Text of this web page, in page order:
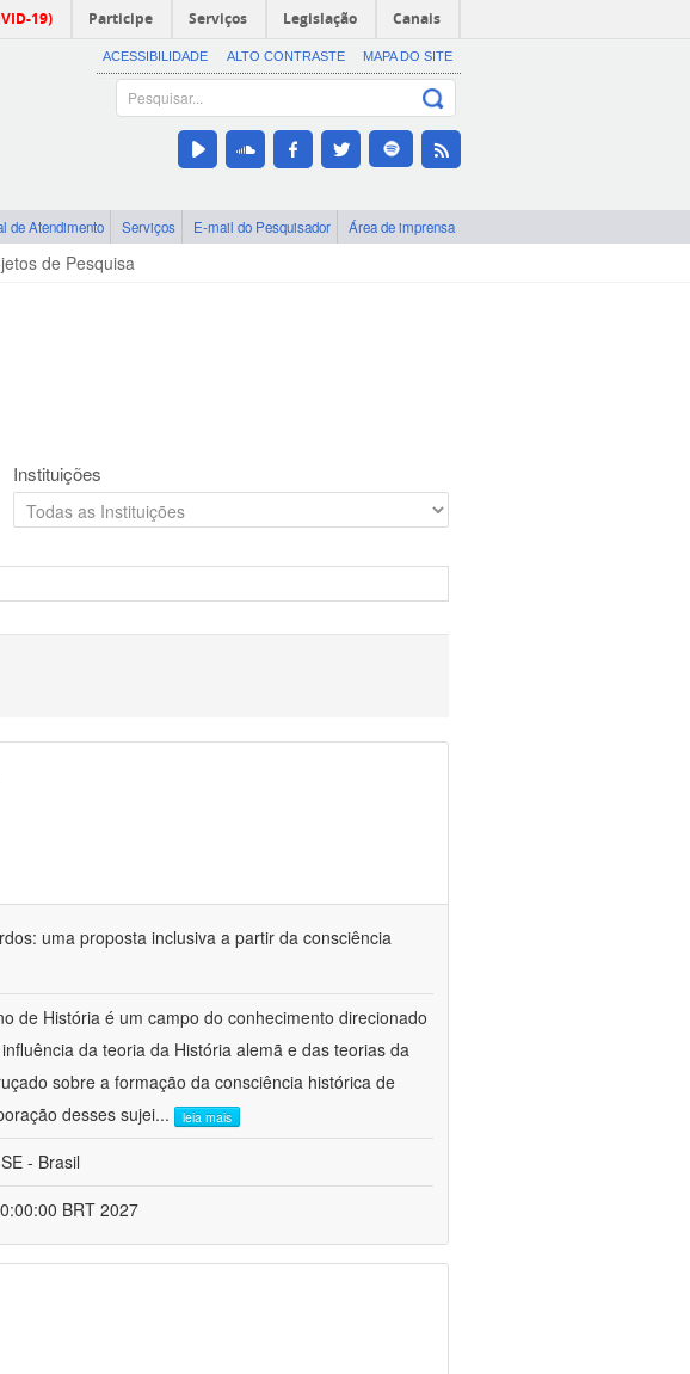
19) Participe Serviços Legislação Canais
ACESSIBILIDADE ALTO CONTRASTE MAPA DO SITE
de Atendimento Serviços E-mail do Pesquisador Área de imprensa
de Pesquisa
Instituições
uma proposta inclusiva a partir da consciência
de História é um campo do conhecimento direcionado
da teoria da História alemã e das teorias da
sobre a formação da consciência histórica de
desses sujei... leia mais
- Brasil
BRT 2027